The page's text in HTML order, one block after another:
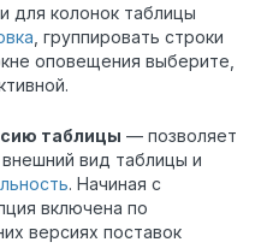
для колонок таблицы
, группировать строки
оповещения выберите,
таблицы — позволяет
вид таблицы и
. Начиная с
включена по
версиях поставок